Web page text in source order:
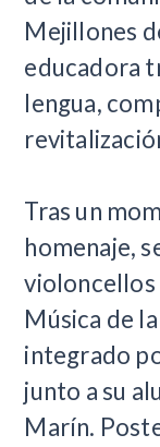
Mejillones
educadora
lengua,
Tras un
homenaje,
Música de
integrado
junto a su
Marín.